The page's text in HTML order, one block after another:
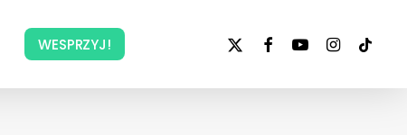
WESPRZYJ!
x-
facebookyoutubeinstagram
tiktok